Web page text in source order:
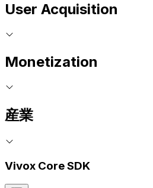
User Acquisition
Monetization
産業
Vivox Core SDK